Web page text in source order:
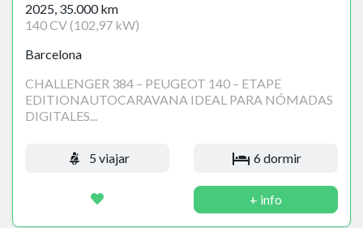
2025, 35.000 km
140 CV (102,97 kW)
Barcelona
CHALLENGER 384 – PEUGEOT 140 – ETAPE
EDITIONAUTOCARAVANA IDEAL PARA NÓMADAS
DIGITALES...
5 viajar 6 dormir
+ info